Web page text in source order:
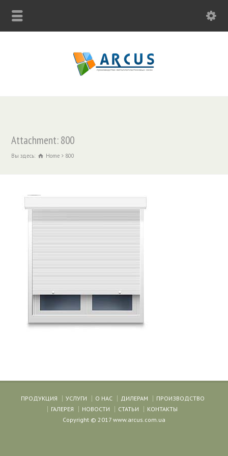
Attachment: 800
Вы здесь: Home 800
ПРОДУКЦИЯ УСЛУГИ О НАС ДИЛЕРАМ
ПРОИЗВОДСТВО
ГАЛЕРЕЯ
НОВОСТИ СТАТЬИ
КОНТАКТЫ
Copyright © 2017 www.arcus.com.ua